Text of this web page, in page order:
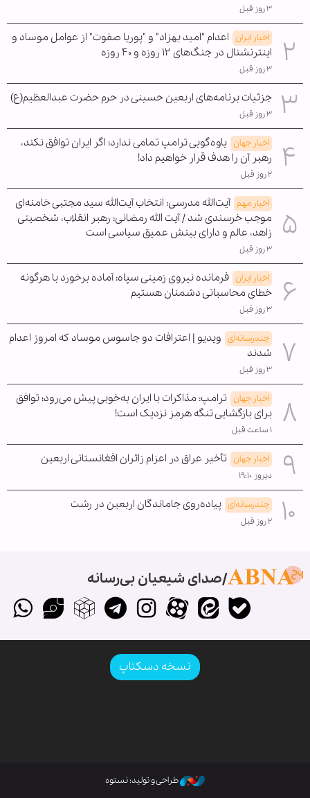
۳ روز قبل
اخبار ایران اعدام "امید بهزاد" و "پوریا صفوت" از عوامل موساد و
اینترنشنال در جنگ‌های ۱۲ روزه و ۴۰ روزه
۳ روز قبل
جزئیات برنامه‌های اربعین حسینی در حرم حضرت عبدالعظیم(ع)
۳ روز قبل
اخبار جهان یاوه‌گویی ترامپ تمامی ندارد؛ اگر ایران توافق نکند،
رهبر آن را هدف قرار خواهیم داد!
۲ روز قبل
اخبار مهم آیت‌الله مدرسی: انتخاب آیت‌الله سید مجتبی خامنه‌ای
موجب خرسندی شد / آیت الله رمضانی: رهبر انقلاب، شخصیتی
زاهد، عالم و دارای بینش عمیق سیاسی است
۳ روز قبل
اخبار ایران فرمانده نیروی زمینی سپاه: آماده برخورد با هرگونه
خطای محاسباتی دشمنان هستیم
۳ روز قبل
چندرسانه‌ای ویدیو | اعترافات دو جاسوس موساد که امروز اعدام
شدند
۳ روز قبل
اخبار جهان ترامپ: مذاکرات با ایران به‌خوبی پیش می‌رود؛ توافق
برای بازگشایی تنگه هرمز نزدیک است!
۱ ساعت قبل
اخبار جهان تأخیر عراق در اعزام زائران افغانستانی اربعین
دیروز ۱۹:۱۰
چندرسانه‌ای پیاده‌روی جاماندگان اربعین در رشت
۲ روز قبل
صدای شیعیان بی‌رسانه
نسخه دسکتاپ
طراحی و تولید: نستوه